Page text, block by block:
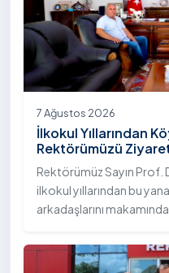
Emiroğlu,
TV'de canlı yayımlanan
konuk olarak
modeli, kalite
olanaklar hakkında bilgi
7 Ağustos 2026
İlkokul Yıllarından
Rektörümüzü
Rektörümüz Sayın
ilkokul yıllarından bu
arkadaşlarını
Çelik, Rektörümüz
nezaket ziyaretinde